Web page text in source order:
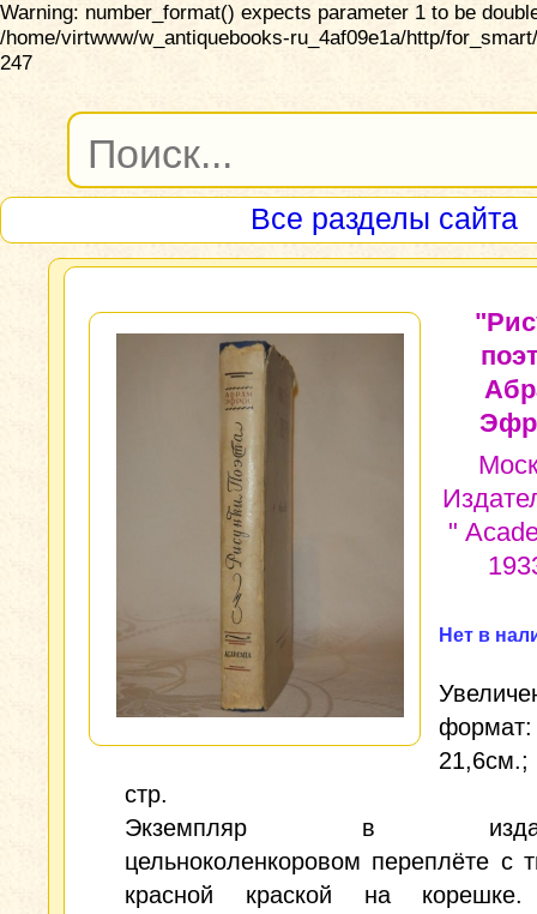
Warning: number_format() expects parameter 1 to be
/home/virtwww/w_antiquebooks-ru_4af09e1a/http/
247
Все разделы сайта
"
Нет в
стр.
Экземпляр в
цельноколенкоровом переплёте с
красной краской на